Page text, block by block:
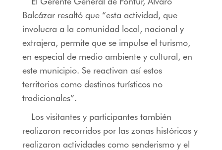
Balcázar resaltó que “esta actividad, que
involucra a la comunidad local, nacional y
extrajera, permite que se impulse el turismo,
en especial de medio ambiente y cultural, en
este municipio. Se reactivan así estos
territorios como destinos turísticos no
tradicionales”.
Los visitantes y participantes también
realizaron recorridos por las zonas históricas y
realizaron actividades como senderismo y el